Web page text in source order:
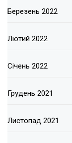
Березень 2022
Лютий 2022
Січень 2022
Грудень 2021
Листопад 2021